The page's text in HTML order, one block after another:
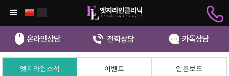
엣지라인소식 이벤트 언론보도